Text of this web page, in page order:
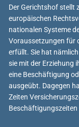
Der Gerichtshof stellt
europäischen
nationalen Systeme
Voraussetzungen für
erfüllt. Sie hat
sie mit der Erziehung
eine Beschäftigung
ausgeübt. Dagegen
Zeiten